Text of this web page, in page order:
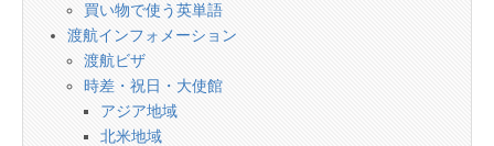
買い物で使う英単語
渡航インフォメーション
渡航ビザ
時差・祝日・大使館
アジア地域
北米地域